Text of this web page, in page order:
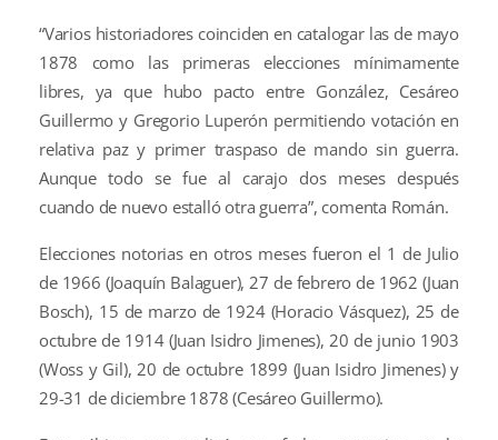
“Varios historiadores coinciden en catalogar las de mayo
1878 como las primeras elecciones mínimamente
libres, ya que hubo pacto entre González, Cesáreo
Guillermo y Gregorio Luperón permitiendo votación en
relativa paz y primer traspaso de mando sin guerra.
Aunque todo se fue al carajo dos meses después
cuando de nuevo estalló otra guerra”, comenta Román.
Elecciones notorias en otros meses fueron el 1 de Julio
de 1966 (Joaquín Balaguer), 27 de febrero de 1962 (Juan
Bosch), 15 de marzo de 1924 (Horacio Vásquez), 25 de
octubre de 1914 (Juan Isidro Jimenes), 20 de junio 1903
(Woss y Gil), 20 de octubre 1899 (Juan Isidro Jimenes) y
29-31 de diciembre 1878 (Cesáreo Guillermo).